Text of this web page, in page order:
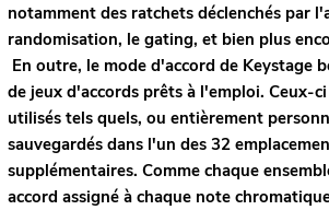
notamment des ratchets déclenchés par
randomisation, le gating, et bien plus
En outre, le mode d'accord de Keystage
de jeux d'accords prêts à l'emploi. Ceux-
utilisés tels quels, ou entièrement
sauvegardés dans l'un des 32
supplémentaires. Comme chaque
accord assigné à chaque note